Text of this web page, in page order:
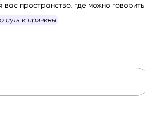
вас пространство, где можно говорить
слов. Вместе мы разберём вашу
и куда двигаться дальше. Вы
поддержки и конкретными
суть и причины